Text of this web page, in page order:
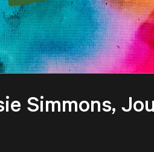
Simmons,